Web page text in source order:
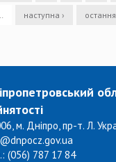
наступна ›
м. Дніпро, пр-т. Л.
(056) 787 17 84